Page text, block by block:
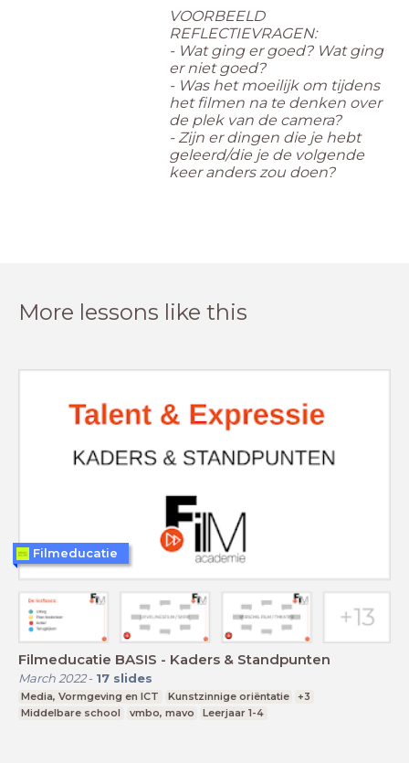
VOORBEELD
REFLECTIEVRAGEN:
- Wat ging er goed? Wat ging
er niet goed?
- Was het moeilijk om tijdens
het filmen na te denken over
de plek van de camera?
- Zijn er dingen die je hebt
geleerd/die je de volgende
keer anders zou doen?
More lessons like this
Filmeducatie BASIS - Kaders & Standpunten
March 2022- 17 slides
Media, Vormgeving en ICT Kunstzinnige oriëntatie
+3
Middelbare school
vmbo, mavo Leerjaar 1-4
Filmeducatie